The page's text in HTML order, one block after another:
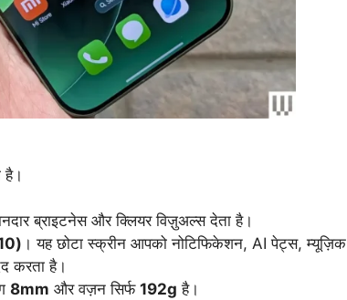
है।
ब्राइटनेस और क्लियर विज़ुअल्स देता है।
। यह छोटा स्क्रीन आपको नोटिफिकेशन, AI पेट्स, म्यूज़िक
करता है।
8mm और वज़न सिर्फ 192g है।